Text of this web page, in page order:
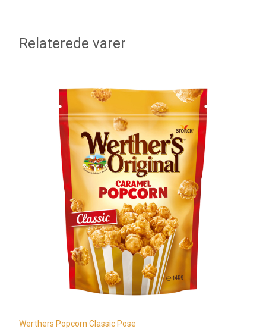
Relaterede varer
Werthers Popcorn Classic Pose